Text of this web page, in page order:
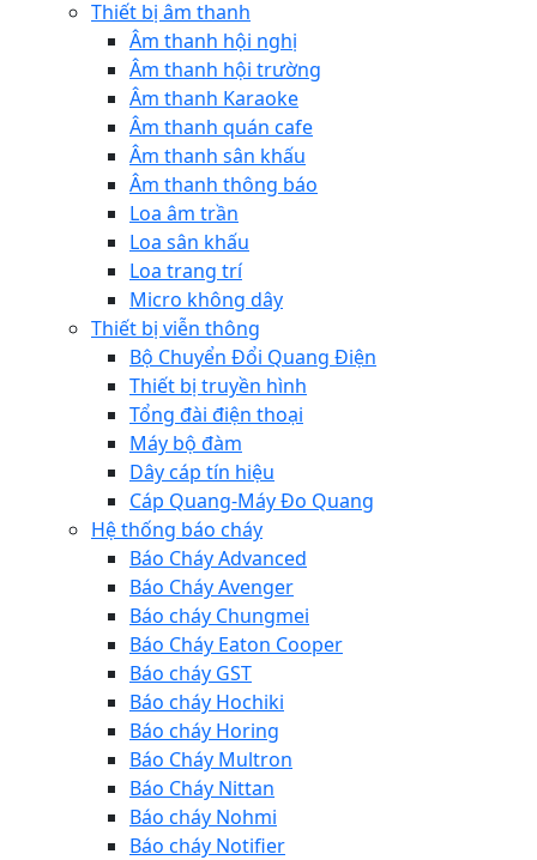
Thiết bị âm thanh
Âm thanh hội nghị
Âm thanh hội trường
Âm thanh Karaoke
Âm thanh quán cafe
Âm thanh sân khấu
Âm thanh thông báo
Loa âm trần
Loa sân khấu
Loa trang trí
Micro không dây
Thiết bị viễn thông
Bộ Chuyển Đổi Quang Điện
Thiết bị truyền hình
Tổng đài điện thoại
Máy bộ đàm
Dây cáp tín hiệu
Cáp Quang-Máy Đo Quang
Hệ thống báo cháy
Báo Cháy Advanced
Báo Cháy Avenger
Báo cháy Chungmei
Báo Cháy Eaton Cooper
Báo cháy GST
Báo cháy Hochiki
Báo cháy Horing
Báo Cháy Multron
Báo Cháy Nittan
Báo cháy Nohmi
Báo cháy Notifier